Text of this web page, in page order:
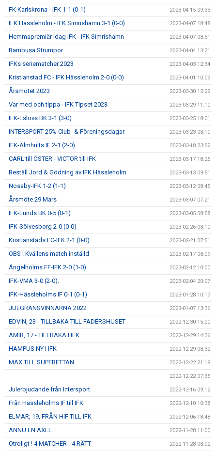
FK Karlskrona - IFK 1-1 (0-1) 2023-04-15 09:33
IFK Hässleholm - IFK Simrishamn 3-1 (0-0) 2023-04-07 18:48
Hemmapremiär idag IFK - IFK Simrishamn 2023-04-07 08:51
Bambusa Strumpor 2023-04-04 13:21
IFKs seriematcher 2023 2023-04-03 12:34
Kristianstad FC - IFK Hässleholm 2-0 (0-0) 2023-04-01 10:03
Årsmötet 2023 2023-03-30 12:29
Var med och tippa - IFK Tipset 2023 2023-03-29 11:10
IFK-Eslövs BK 3-1 (3-0) 2023-03-25 18:01
INTERSPORT 25% Club- & Föreningsdagar 2023-03-23 08:10
IFK-Älmhults IF 2-1 (2-0) 2023-03-18 23:52
CARL till ÖSTER - VICTOR till IFK 2023-03-17 18:25
Beställ Jord & Gödning av IFK Hässleholm 2023-03-13 09:51
Nosaby-IFK 1-2 (1-1) 2023-03-12 08:45
Årsmöte 29 Mars 2023-03-07 07:21
IFK-Lunds BK 0-5 (0-1) 2023-03-05 08:58
IFK-Sölvesborg 2-0 (0-0) 2023-02-26 08:10
Kristianstads FC-IFK 2-1 (0-0) 2023-02-21 07:51
OBS ! Kvällens match inställd 2023-02-17 08:09
Ängelholms FF-IFK 2-0 (1-0) 2023-02-12 10:00
IFK-VMA 3-0 (2-0). 2023-02-04 20:07
IFK-Hässleholms IF 0-1 (0-1) 2023-01-28 10:17
JULGRANSVINNARNA 2022 2023-01-07 13:36
EDVIN, 23 - TILLBAKA TILL FADERSHUSET 2022-12-30 15:00
AMIR, 17 - TILLBAKA I IFK 2022-12-29 14:36
HAMPUS NY I IFK 2022-12-29 08:32
MAX TILL SUPERETTAN 2022-12-22 21:19
2022-12-22 07:35
Julerbjudande från Intersport 2022-12-16 09:12
Från Hässleholms IF till IFK 2022-12-10 10:38
ELMAR, 19, FRÅN HIF TILL IFK 2022-12-06 18:48
ÄNNU EN AXEL 2022-11-28 11:00
Otroligt ! 4 MATCHER - 4 RÄTT 2022-11-28 08:02